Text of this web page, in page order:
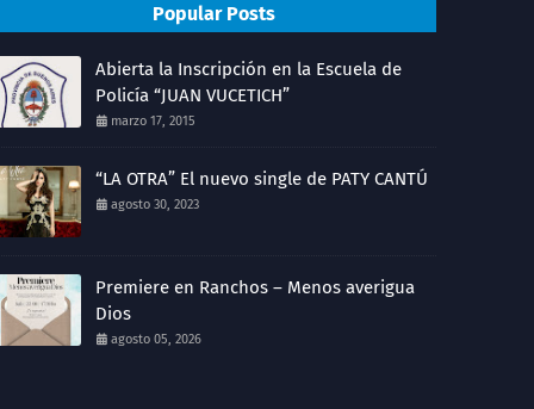
Popular Posts
Abierta la Inscripción en la Escuela de
Policía “JUAN VUCETICH”
marzo 17, 2015
“LA OTRA” El nuevo single de PATY CANTÚ
agosto 30, 2023
Premiere en Ranchos – Menos averigua
Dios
agosto 05, 2026